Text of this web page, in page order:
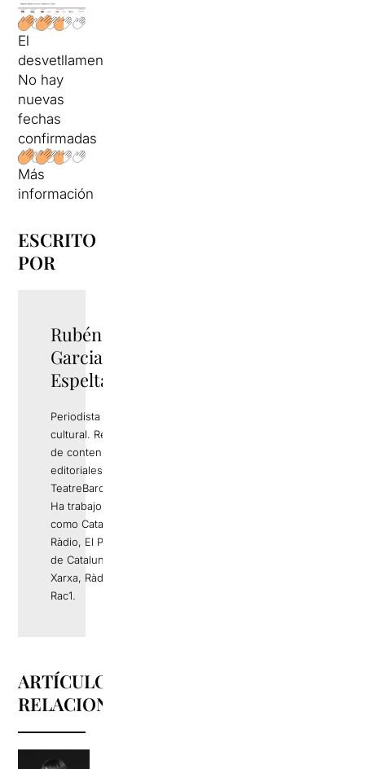
El
desvetllament
No hay
nuevas
fechas
confirmadas
Más
información
ESCRITO
POR
Rubén
Garcia
Espelta
Periodista y gestor
cultural. Responsable
de contenidos
editoriales de
TeatreBarcelona.com.
Ha trabajo en medios
como Catalunya
Ràdio, El Periódico
de Catalunya, La
Xarxa, Ràdio 4 o
Rac1.
ARTÍCULOS
RELACIONADOS